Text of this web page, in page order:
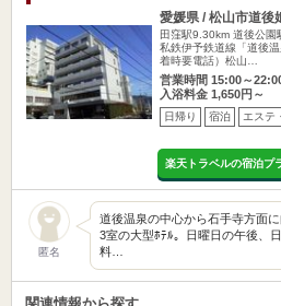
愛媛県 / 松山市道後
田窪駅9.30km 道後公園
私鉄伊予鉄道線「道後
着時要電話）松山…
営業時間 15:00～
入浴料金 1,650円～
日帰り 宿泊 エステ
楽天トラベルの宿泊プ
匿名
道後温泉の中心から石手寺方面
3室の大型ﾎﾃﾙ。日曜日の午後、
料…